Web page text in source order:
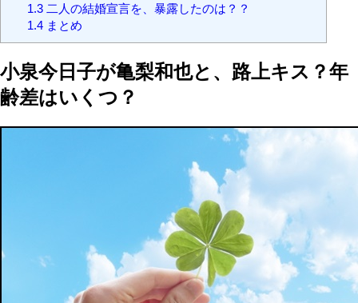
1.3二人の結婚宣言を、暴露したのは？？
1.4まとめ
小泉今日子が亀梨和也と、路上キス？年
齢差はいくつ？